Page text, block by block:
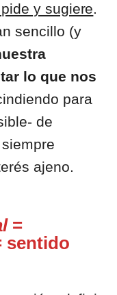
y sugiere.
sencillo (y
lo que nos
para
de
ajeno.
=
sentido